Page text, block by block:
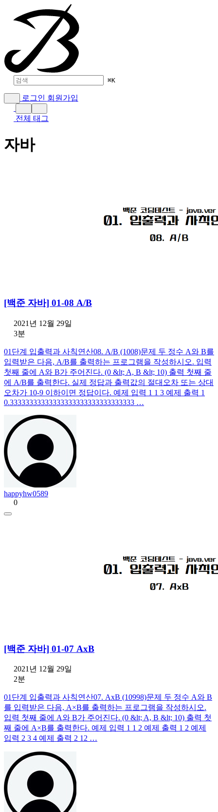
⌘K
로그인 회원가입
전체 태그
자바
[백준 자바] 01-08 A/B
2021년 12월 29일
3분
01단계 입출력과 사칙연산08. A/B (1008)문제 두 정수 A와 B를
입력받은 다음, A/B를 출력하는 프로그램을 작성하시오. 입력
첫째 줄에 A와 B가 주어진다. (0 &lt; A, B &lt; 10) 출력 첫째 줄
에 A/B를 출력한다. 실제 정답과 출력값의 절대오차 또는 상대
오차가 10-9 이하이면 정답이다. 예제 입력 1 1 3 예제 출력 1
0.33333333333333333333333333333333 …
happyhw0589
0
[백준 자바] 01-07 AxB
2021년 12월 29일
2분
01단계 입출력과 사칙연산07. AxB (10998)문제 두 정수 A와 B
를 입력받은 다음, A×B를 출력하는 프로그램을 작성하시오.
입력 첫째 줄에 A와 B가 주어진다. (0 &lt; A, B &lt; 10) 출력 첫
째 줄에 A×B를 출력한다. 예제 입력 1 1 2 예제 출력 1 2 예제
입력 2 3 4 예제 출력 2 12 …